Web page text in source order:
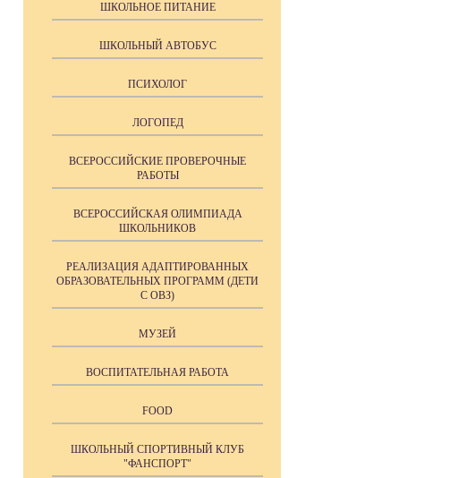
ШКОЛЬНОЕ ПИТАНИЕ
ШКОЛЬНЫЙ АВТОБУС
ПСИХОЛОГ
ЛОГОПЕД
ВСЕРОССИЙСКИЕ ПРОВЕРОЧНЫЕ
РАБОТЫ
ВСЕРОССИЙСКАЯ ОЛИМПИАДА
ШКОЛЬНИКОВ
РЕАЛИЗАЦИЯ АДАПТИРОВАННЫХ
ОБРАЗОВАТЕЛЬНЫХ ПРОГРАММ (ДЕТИ
С ОВЗ)
МУЗЕЙ
ВОСПИТАТЕЛЬНАЯ РАБОТА
FOOD
ШКОЛЬНЫЙ СПОРТИВНЫЙ КЛУБ
"ФАНСПОРТ"